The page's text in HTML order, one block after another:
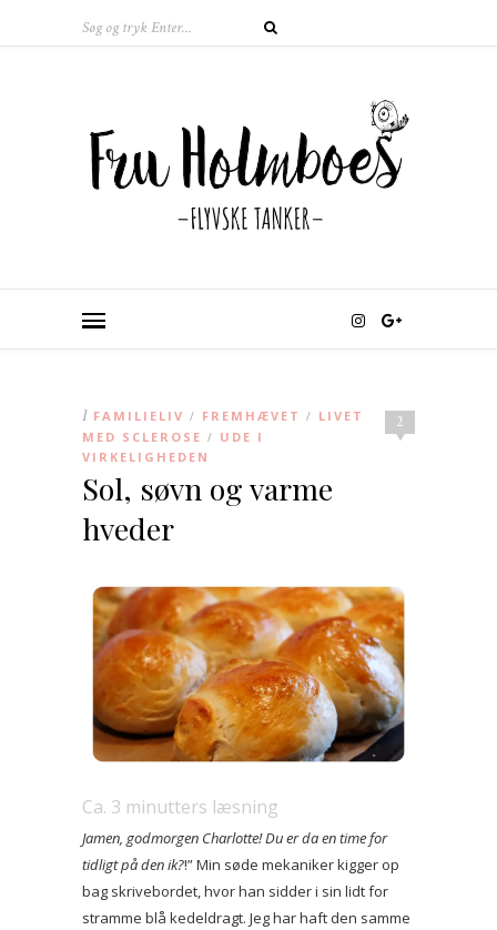
2
I FAMILIELIV / FREMHÆVET / LIVET
MED SCLEROSE / UDE I
VIRKELIGHEDEN
Sol, søvn og varme
hveder
Ca. 3 minutters læsning
Jamen, godmorgen Charlotte! Du er da en time for
tidligt på den ik?!” Min søde mekaniker kigger op
bag skrivebordet, hvor han sidder i sin lidt for
stramme blå kedeldragt. Jeg har haft den samme